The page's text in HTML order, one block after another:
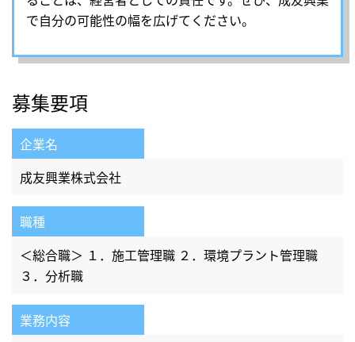
で自分の可能性の幅を広げてください。
募集要項
企業名
成友興業株式会社
職種
＜総合職＞ １．施工管理職 ２．環境プラント管理職
３．分析職
業務内容